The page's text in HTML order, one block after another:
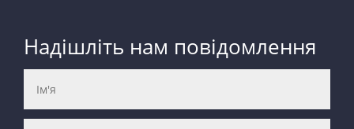
Надішліть нам повідомлення